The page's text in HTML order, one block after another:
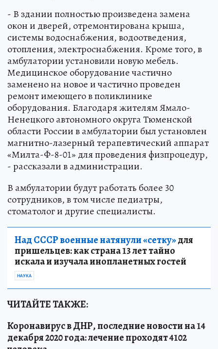
- В здании полностью произведена замена
окон и дверей, отремонтирована крыша,
системы водоснабжения, водоотведения,
отопления, электроснабжения. Кроме того, в
амбулатории установили новую мебель.
Медицинское оборудование частично
заменено на новое и частично проведен
ремонт имеющего в поликлинике
оборудования. Благодаря жителям Ямало-
Ненецкого автономного округа Тюменской
области России в амбулатории был установлен
магнитно-лазерный терапевтический аппарат
«Милта-Ф-8-01» для проведения физпроцедур,
- рассказали в администрации.
В амбулатории будут работать более 30
сотрудников, в том числе педиатры,
стоматолог и другие специалисты.
Над СССР военные натянули «сетку»для
пришельцев: как страна 13 лет тайно
искала и изучала инопланетных гостей
НАУКА
ЧИТАЙТЕ ТАКЖЕ:
Коронавирус в ДНР, последние новости на 14
декабря 2020 года: лечение проходят 4102